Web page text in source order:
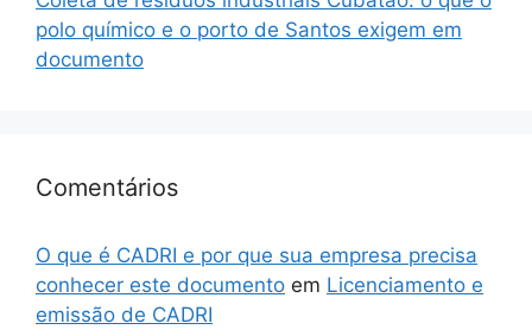
polo químico e o porto de Santos exigem em
documento
Comentários
O que é CADRI e por que sua empresa precisa
conhecer este documento em Licenciamento e
emissão de CADRI